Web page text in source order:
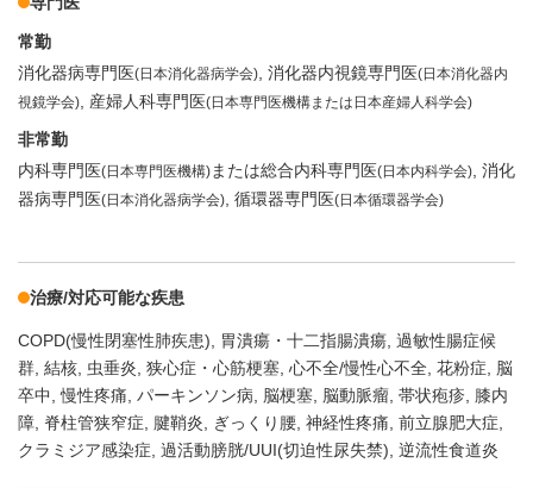
常勤
消化器病専門医(日本消化器病学会) 消化器内視鏡専門医(日本消化器内
視鏡学会)
産婦人科専門医(日本専門医機構または日本産婦人科学会)
非常勤
内科専門医(日本専門医機構)または総合内科専門医(日本内科学会) 消化
器病専門医(日本消化器病学会) 循環器専門医(日本循環器学会)
治療/対応可能な疾患
COPD(慢性閉塞性肺疾患) 胃潰瘍・十二指腸潰瘍 過敏性腸症候
群 結核 虫垂炎 狭心症・心筋梗塞 心不全/慢性心不全 花粉症
脳
卒中
慢性疼痛 パーキンソン病 脳梗塞 脳動脈瘤 帯状疱疹 膝内
障 脊柱管狭窄症 腱鞘炎 ぎっくり腰 神経性疼痛 前立腺肥大症
クラミジア感染症 過活動膀胱/UUI(切迫性尿失禁) 逆流性食道炎